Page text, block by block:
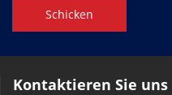
Schicken
Kontaktieren Sie uns